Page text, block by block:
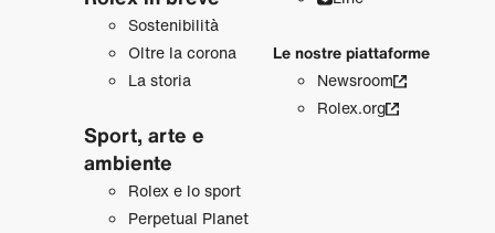
Sostenibilità
Oltre la corona
La storia
Sport, arte e
ambiente
Rolex e lo sport
Perpetual Planet
Le nostre piattaforme
Newsroom
Rolex.org